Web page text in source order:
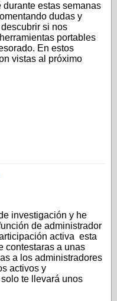
estas semanas
dudas y
si nos
portables
En estos
vistas al próximo
investigación y he
de administrador
activa esta
contestaras a unas
a los administradores
activos y
te llevará unos